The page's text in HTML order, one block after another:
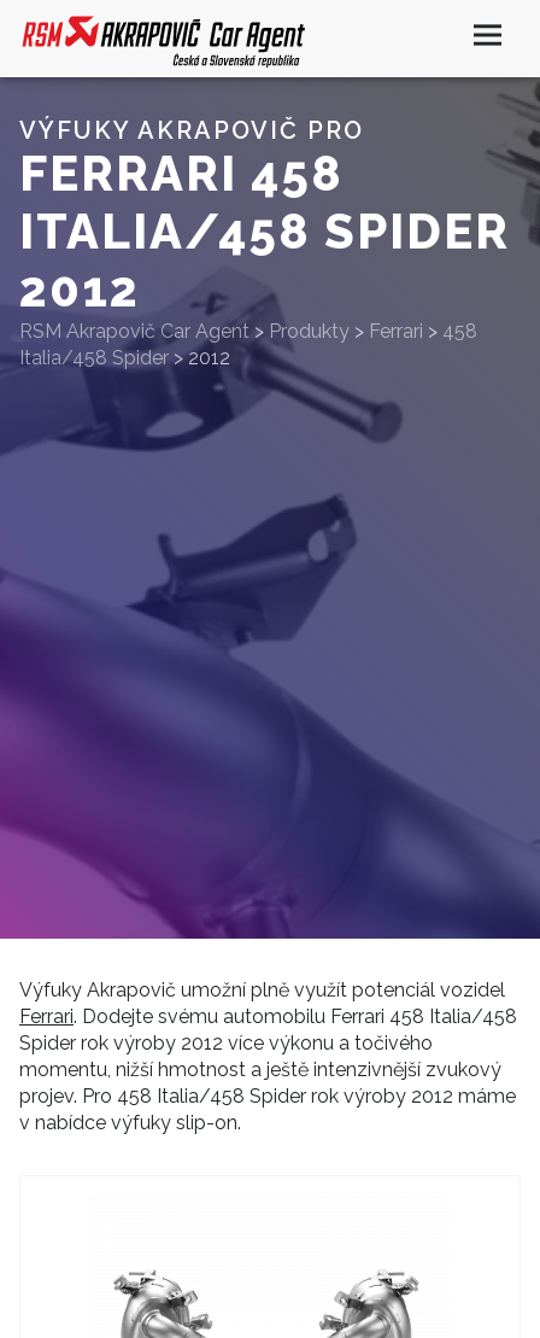
VÝFUKY AKRAPOVIČ PRO
FERRARI 458
ITALIA/458 SPIDER
2012
RSM Akrapovič Car Agent > Produkty > Ferrari > 458
Italia/458 Spider > 2012
Výfuky Akrapovič umožní plně využít potenciál vozidel
Ferrari. Dodejte svému automobilu Ferrari 458 Italia/458
Spider rok výroby 2012 více výkonu a točivého
momentu, nižší hmotnost a ještě intenzivnější zvukový
projev. Pro 458 Italia/458 Spider rok výroby 2012 máme
v nabídce výfuky slip-on.